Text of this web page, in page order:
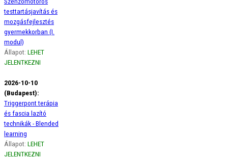
testtartásjavítás és
mozgásfejlesztés
gyermekkorban (I.
modul)
Állapot: LEHET
JELENTKEZNI
2026-10-10
(Budapest):
Triggerpont terápia
és fascia lazító
technikák - Blended
learning
Állapot: LEHET
JELENTKEZNI